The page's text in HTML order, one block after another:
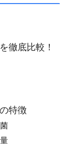
徹底比較！
特徴